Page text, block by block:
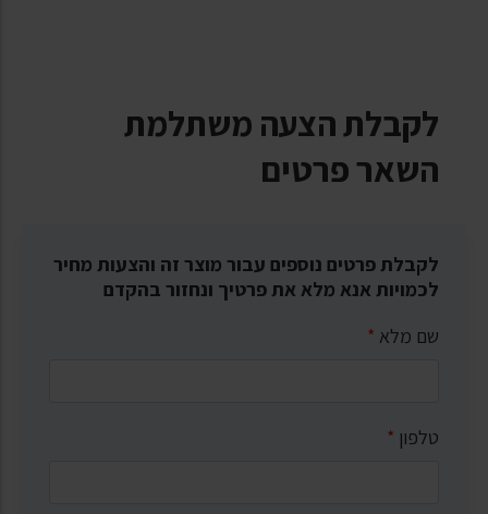
לקבלת הצעה משתלמת
השאר פרטים
לקבלת פרטים נוספים עבור מוצר זה והצעות מחיר
לכמויות אנא מלא את פרטיך ונחזור בהקדם
שם מלא *
טלפון *